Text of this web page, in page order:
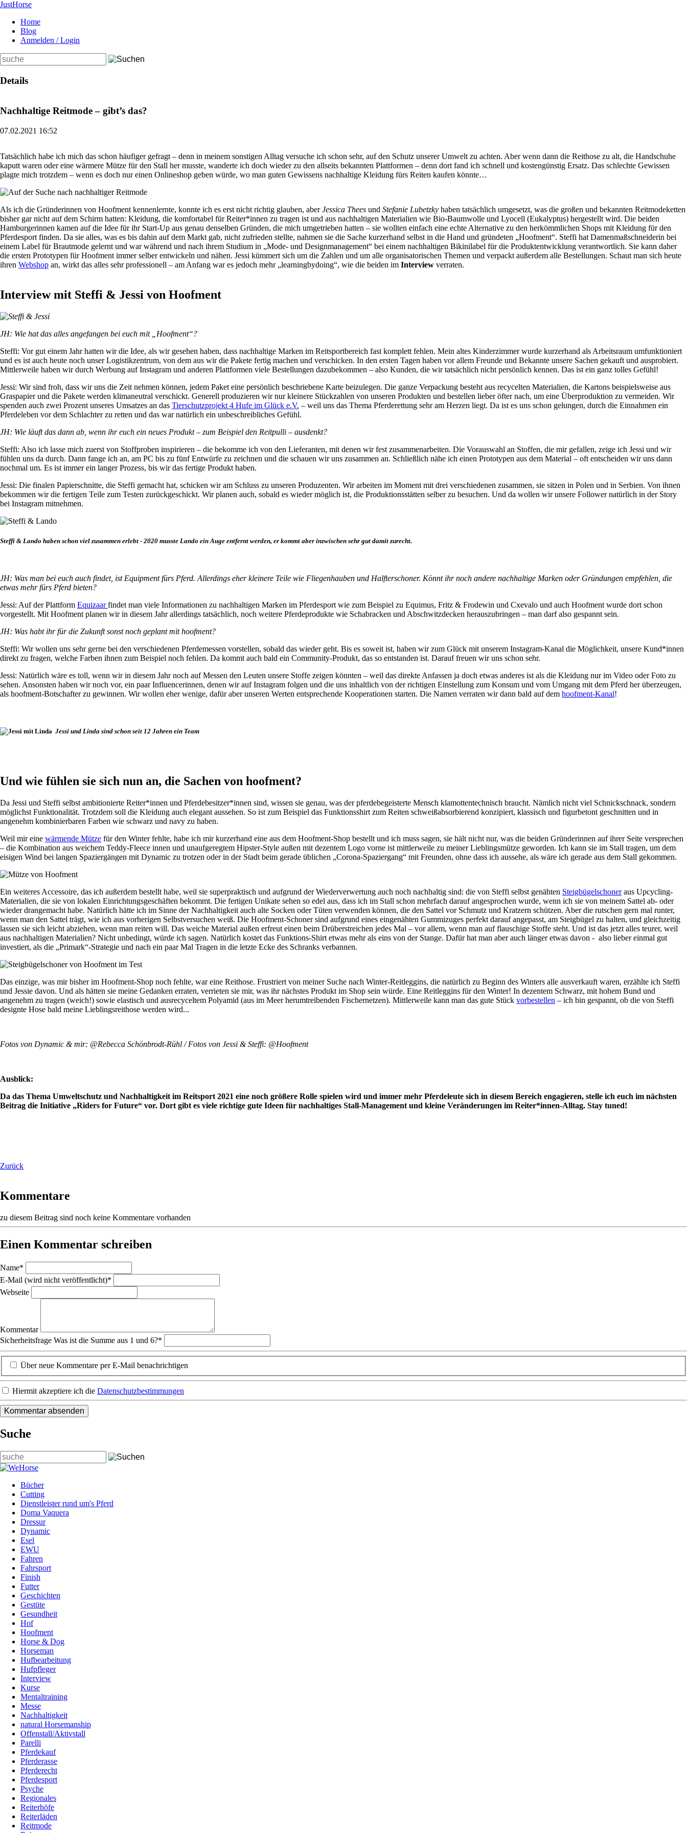
JustHorse
Home
Blog
Anmelden / Login
Suchbegriffe
Details
Nachhaltige Reitmode – gibt’s das?
07.02.2021 16:52
Tatsächlich habe ich mich das schon häufiger gefragt – denn in meinem sonstigen Alltag versuche ich schon sehr, auf den Schutz unserer Umwelt zu achten. Aber wenn dann die Reithose zu alt, die Handschuhe
kaputt waren oder eine wärmere Mütze für den Stall her musste, wanderte ich doch wieder zu den allseits bekannten Plattformen – denn dort fand ich schnell und kostengünstig Ersatz. Das schlechte Gewissen
plagte mich trotzdem – wenn es doch nur einen Onlineshop geben würde, wo man guten Gewissens nachhaltige Kleidung fürs Reiten kaufen könnte…
Als ich die Gründerinnen von Hoofment kennenlernte, konnte ich es erst nicht richtig glauben, aberJessica Thees und Stefanie Lubetzky haben tatsächlich umgesetzt, was die großen und bekannten Reitmodeketten
bisher gar nicht auf dem Schirm hatten: Kleidung, die komfortabel für Reiter*innen zu tragen ist und aus nachhaltigen Materialien wie Bio-Baumwolle und Lyocell (Eukalyptus) hergestellt wird. Die beiden
Hamburgerinnen kamen auf die Idee für ihr Start-Up aus genau denselben Gründen, die mich umgetrieben hatten – sie wollten einfach eine echte Alternative zu den herkömmlichen Shops mit Kleidung für den
Pferdesport finden. Da sie alles, was es bis dahin auf dem Markt gab, nicht zufrieden stellte, nahmen sie die Sache kurzerhand selbst in die Hand und gründeten „Hoofment“. Steffi hat Damenmaßschneiderin bei
einem Label für Brautmode gelernt und war während und nach ihrem Studium in „Mode- und Designmanagement“ bei einem nachhaltigen Bikinilabel für die Produktentwicklung verantwortlich. Sie kann daher
die ersten Prototypen für Hoofment immer selber entwickeln und nähen. Jessi kümmert sich um die Zahlen und um alle organisatorischen Themen und verpackt außerdem alle Bestellungen. Schaut man sich heute
ihren Webshop an, wirkt das alles sehr professionell – am Anfang war es jedoch mehr „learningbydoing“, wie die beiden im Interview verraten.
Interview mit Steffi & Jessi von Hoofment
JH: Wie hat das alles angefangen bei euch mit „Hoofment“?
Steffi: Vor gut einem Jahr hatten wir die Idee, als wir gesehen haben, dass nachhaltige Marken im Reitsportbereich fast komplett fehlen. Mein altes Kinderzimmer wurde kurzerhand als Arbeitsraum umfunktioniert
und es ist auch heute noch unser Logistikzentrum, von dem aus wir die Pakete fertig machen und verschicken. In den ersten Tagen haben vor allem Freunde und Bekannte unsere Sachen gekauft und ausprobiert.
Mittlerweile haben wir durch Werbung auf Instagram und anderen Plattformen viele Bestellungen dazubekommen – also Kunden, die wir tatsächlich nicht persönlich kennen. Das ist ein ganz tolles Gefühl!
Jessi: Wir sind froh, dass wir uns die Zeit nehmen können, jedem Paket eine persönlich beschriebene Karte beizulegen. Die ganze Verpackung besteht aus recycelten Materialien, die Kartons beispielsweise aus
Graspapier und die Pakete werden klimaneutral verschickt. Generell produzieren wir nur kleinere Stückzahlen von unseren Produkten und bestellen lieber öfter nach, um eine Überproduktion zu vermeiden. Wir
spenden auch zwei Prozent unseres Umsatzes an das Tierschutzprojekt 4 Hufe im Glück e.V. – weil uns das Thema Pferderettung sehr am Herzen liegt. Da ist es uns schon gelungen, durch die Einnahmen ein
Pferdeleben vor dem Schlachter zu retten und das war natürlich ein unbeschreibliches Gefühl.
JH: Wie läuft das dann ab, wenn ihr euch ein neues Produkt – zum Beispiel den Reitpulli – ausdenkt?
Steffi: Also ich lasse mich zuerst von Stoffproben inspirieren – die bekomme ich von den Lieferanten, mit denen wir fest zusammenarbeiten. Die Vorauswahl an Stoffen, die mir gefallen, zeige ich Jessi und wir
fühlen uns da durch. Dann fange ich an, am PC bis zu fünf Entwürfe zu zeichnen und die schauen wir uns zusammen an. Schließlich nähe ich einen Prototypen aus dem Material – oft entscheiden wir uns dann
nochmal um. Es ist immer ein langer Prozess, bis wir das fertige Produkt haben.
Jessi: Die finalen Papierschnitte, die Steffi gemacht hat, schicken wir am Schluss zu unseren Produzenten. Wir arbeiten im Moment mit drei verschiedenen zusammen, sie sitzen in Polen und in Serbien. Von ihnen
bekommen wir die fertigen Teile zum Testen zurückgeschickt. Wir planen auch, sobald es wieder möglich ist, die Produktionsstätten selber zu besuchen. Und da wollen wir unsere Follower natürlich in der Story
bei Instagram mitnehmen.
Steffi & Lando haben schon viel zusammen erlebt - 2020 musste Lando ein Auge entfernt werden, er kommt aber inzwischen sehr gut damit zurecht.
JH: Was man bei euch auch findet, ist Equipment fürs Pferd. Allerdings eher kleinere Teile wie Fliegenhauben und Halfterschoner. Könnt ihr noch andere nachhaltige Marken oder Gründungen empfehlen, die
etwas mehr fürs Pferd bieten?
Jessi: Auf der Plattform Equizaarfindet man viele Informationen zu nachhaltigen Marken im Pferdesport wie zum Beispiel zu Equimus, Fritz & Frodewin und Cxevalo und auch Hoofment wurde dort schon
vorgestellt. Mit Hoofment planen wir in diesem Jahr allerdings tatsächlich, noch weitere Pferdeprodukte wie Schabracken und Abschwitzdecken herauszubringen – man darf also gespannt sein.
JH: Was habt ihr für die Zukunft sonst noch geplant mit hoofment?
Steffi: Wir wollen uns sehr gerne bei den verschiedenen Pferdemessen vorstellen, sobald das wieder geht. Bis es soweit ist, haben wir zum Glück mit unserem Instagram-Kanal die Möglichkeit, unsere Kund*innen
direkt zu fragen, welche Farben ihnen zum Beispiel noch fehlen. Da kommt auch bald ein Community-Produkt, das so entstanden ist. Darauf freuen wir uns schon sehr.
Jessi: Natürlich wäre es toll, wenn wir in diesem Jahr noch auf Messen den Leuten unsere Stoffe zeigen könnten – weil das direkte Anfassen ja doch etwas anderes ist als die Kleidung nur im Video oder Foto zu
sehen. Ansonsten haben wir noch vor, ein paar Influencerinnen, denen wir auf Instagram folgen und die uns inhaltlich von der richtigen Einstellung zum Konsum und vom Umgang mit dem Pferd her überzeugen,
als hoofment-Botschafter zu gewinnen. Wir wollen eher wenige, dafür aber unseren Werten entsprechende Kooperationen starten. Die Namen verraten wir dann bald auf dem hoofment-Kanal!
Jessi und Linda sind schon seit 12 Jahren ein Team
Und wie fühlen sie sich nun an, die Sachen von hoofment?
Da Jessi und Steffi selbst ambitionierte Reiter*innen und Pferdebesitzer*innen sind, wissen sie genau, was der pferdebegeisterte Mensch klamottentechnisch braucht. Nämlich nicht viel Schnickschnack, sondern
möglichst Funktionalität. Trotzdem soll die Kleidung auch elegant aussehen. So ist zum Beispiel das Funktionsshirt zum Reiten schweißabsorbierend konzipiert, klassisch und figurbetont geschnitten und in
angenehm kombinierbaren Farben wie schwarz und navy zu haben.
Weil mir eine wärmende Mütze für den Winter fehlte, habe ich mir kurzerhand eine aus dem Hoofment-Shop bestellt und ich muss sagen, sie hält nicht nur, was die beiden Gründerinnen auf ihrer Seite versprechen
– die Kombination aus weichem Teddy-Fleece innen und unaufgeregtem Hipster-Style außen mit dezentem Logo vorne ist mittlerweile zu meiner Lieblingsmütze geworden. Ich kann sie im Stall tragen, um dem
eisigen Wind bei langen Spaziergängen mit Dynamic zu trotzen oder in der Stadt beim gerade üblichen „Corona-Spaziergang“ mit Freunden, ohne dass ich aussehe, als wäre ich gerade aus dem Stall gekommen.
Ein weiteres Accessoire, das ich außerdem bestellt habe, weil sie superpraktisch und aufgrund der Wiederverwertung auch noch nachhaltig sind: die von Steffi selbst genähten Steigbügelschoneraus Upcycling-
Materialien, die sie von lokalen Einrichtungsgeschäften bekommt. Die fertigen Unikate sehen so edel aus, dass ich im Stall schon mehrfach darauf angesprochen wurde, wenn ich sie von meinem Sattel ab- oder
wieder drangemacht habe. Natürlich hätte ich im Sinne der Nachhaltigkeit auch alte Socken oder Tüten verwenden können, die den Sattel vor Schmutz und Kratzern schützen. Aber die rutschen gern mal runter,
wenn man den Sattel trägt, wie ich aus vorherigen Selbstversuchen weiß. Die Hoofment-Schoner sind aufgrund eines eingenähten Gummizuges perfekt darauf angepasst, am Steigbügel zu halten, und gleichzeitig
lassen sie sich leicht abziehen, wenn man reiten will. Das weiche Material außen erfreut einen beim Drüberstreichen jedes Mal – vor allem, wenn man auf flauschige Stoffe steht. Und ist das jetzt alles teurer, weil
aus nachhaltigen Materialien? Nicht unbedingt, würde ich sagen. Natürlich kostet das Funktions-Shirt etwas mehr als eins von der Stange. Dafür hat man aber auch länger etwas davon - also lieber einmal gut
investiert, als die „Primark“-Strategie und nach ein paar Mal Tragen in die letzte Ecke des Schranks verbannen.
Das einzige, was mir bisher im Hoofment-Shop noch fehlte, war eine Reithose. Frustriert von meiner Suche nach Winter-Reitleggins, die natürlich zu Beginn des Winters alle ausverkauft waren, erzählte ich Steffi
und Jessie davon. Und als hätten sie meine Gedanken erraten, verrieten sie mir, was ihr nächstes Produkt im Shop sein würde. Eine Reitleggins für den Winter! In dezentem Schwarz, mit hohem Bund und
angenehm zu tragen (weich!) sowie elastisch und ausrecyceltem Polyamid (aus im Meer herumtreibenden Fischernetzen). Mittlerweile kann man das gute Stück vorbestellen – ich bin gespannt, ob die von Steffi
designte Hose bald meine Lieblingsreithose werden wird...
Fotos von Dynamic & mir: @Rebecca Schönbrodt-Rühl / Fotos von Jessi & Steffi: @Hoofment
Ausblick:
Da das Thema Umweltschutz und Nachhaltigkeit im Reitsport 2021 eine noch größere Rolle spielen wird und immer mehr Pferdeleute sich in diesem Bereich engagieren, stelle ich euch im nächsten
Beitrag die Initiative „Riders for Future“ vor. Dort gibt es viele richtige gute Ideen für nachhaltiges Stall-Management und kleine Veränderungen im Reiter*innen-Alltag. Stay tuned!
Zurück
Kommentare
zu diesem Beitrag sind noch keine Kommentare vorhanden
Einen Kommentar schreiben
Pflichtfeld
Name*
Pflichtfeld
E-Mail (wird nicht veröffentlicht)*
Webseite
Kommentar
Sicherheitsfrage Was ist die Summe aus 1 und 6?*
Über neue Kommentare per E-Mail benachrichtigen
Hiermit akzeptiere ich die Datenschutzbestimmungen
Suche
Suchbegriffe
Bücher
Cutting
Dienstleister rund um's Pferd
Doma Vaquera
Dressur
Dynamic
Esel
EWU
Fahren
Fahrsport
Finish
Futter
Geschichten
Gestüte
Gesundheit
Hof
Hoofment
Horse & Dog
Horseman
Hufbearbeitung
Hufpfleger
Interview
Kurse
Mentaltraining
Messe
Nachhaltigkeit
natural Horsemanship
Offenstall/Aktivstall
Parelli
Pferdekauf
Pferderasse
Pferderecht
Pferdesport
Psyche
Regionales
Reiterhöfe
Reiterläden
Reitmode